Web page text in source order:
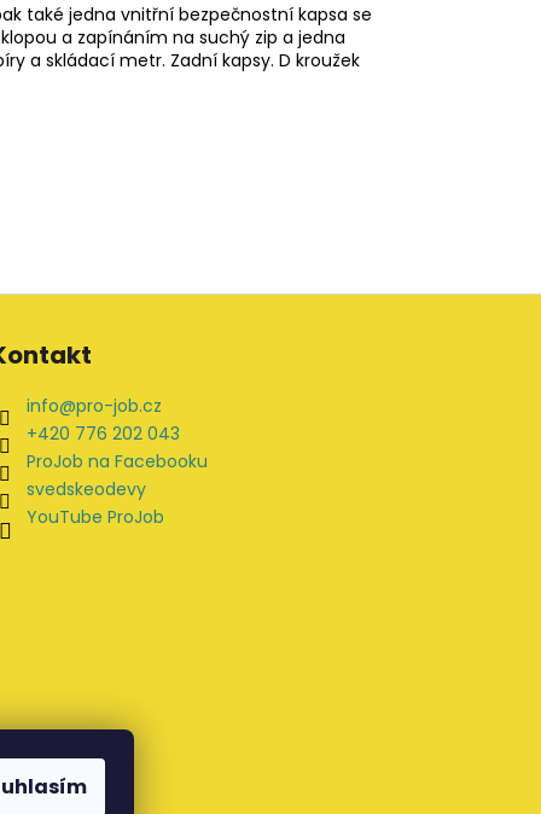
také jedna vnitřní bezpečnostní kapsa se
a zapínáním na suchý zip a jedna
a skládací metr. Zadní kapsy. D kroužek
info@pro-job.cz
+420 776 202 043
ProJob na Facebooku
svedskeodevy
YouTube ProJob